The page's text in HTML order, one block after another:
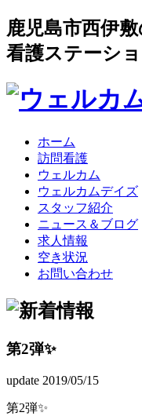
鹿児島市西伊
看護ステーシ
ホーム
訪問看護
ウェルカム
ウェルカムデイズ
スタッフ紹介
ニュース＆ブログ
求人情報
空き状況
お問い合わせ
第2弾✨
update 2019/05/15
第2弾✨